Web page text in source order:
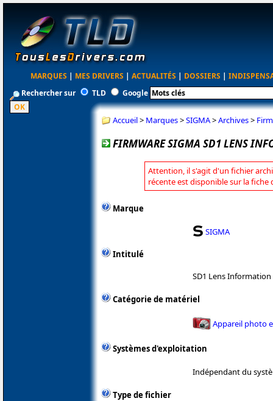
MARQUES | MES DRIVERS | ACTUALITÉS | DOSSIERS |
Rechercher sur
TLD Google
Accueil> Marques>SIGMA>Archives>
FIRMWARE SIGMA SD1 LENS
Attention, il s'agit d'un fichier
récente est disponible sur la fiche
Marque
SIGMA
Intitulé
SD1 Lens Information
Catégorie de matériel
Appareil photo
Systèmes d'exploitation
Indépendant du
Type de fichier